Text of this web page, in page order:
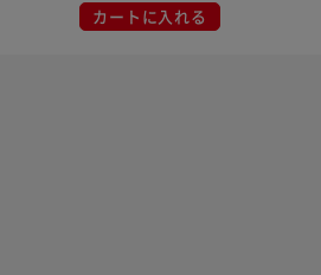
カートに入れる